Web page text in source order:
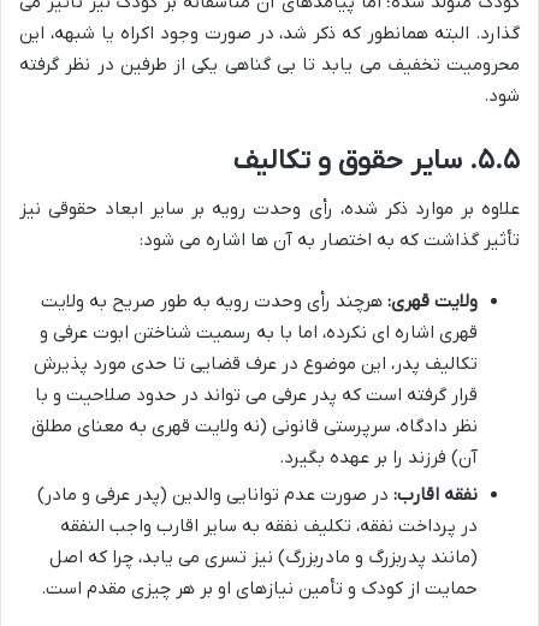
گذارد. البته همانطور که ذکر شد، در صورت وجود اکراه یا شبهه، این
محرومیت تخفیف می یابد تا بی گناهی یکی از طرفین در نظر گرفته
شود.
۵.۵. سایر حقوق و تکالیف
علاوه بر موارد ذکر شده، رأی وحدت رویه بر سایر ابعاد حقوقی نیز
تأثیر گذاشت که به اختصار به آن ها اشاره می شود:
ولایت قهری: هرچند رأی وحدت رویه به طور صریح به ولایت
قهری اشاره ای نکرده، اما با به رسمیت شناختن ابوت عرفی و
تکالیف پدر، این موضوع در عرف قضایی تا حدی مورد پذیرش
قرار گرفته است که پدر عرفی می تواند در حدود صلاحیت و با
نظر دادگاه، سرپرستی قانونی (نه ولایت قهری به معنای مطلق
آن) فرزند را بر عهده بگیرد.
نفقه اقارب: در صورت عدم توانایی والدین (پدر عرفی و مادر)
در پرداخت نفقه، تکلیف نفقه به سایر اقارب واجب النفقه
(مانند پدربزرگ و مادربزرگ) نیز تسری می یابد، چرا که اصل
حمایت از کودک و تأمین نیازهای او بر هر چیزی مقدم است.